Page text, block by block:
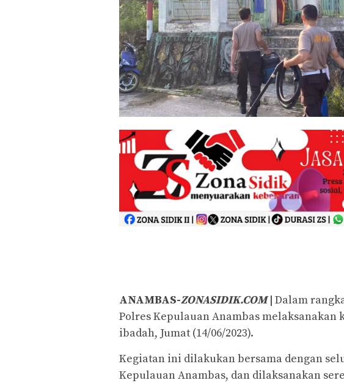
ANAMBAS-ZONASIDIK.COM| Dalam
Polres Kepulauan Anambas
ibadah, Jumat (14/06/2023).
Kegiatan ini dilakukan bersama dengan
Kepulauan Anambas, dan dilaksanakan